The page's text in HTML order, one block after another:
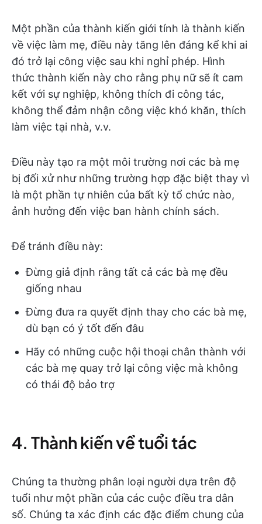
Một phần của thành kiến giới tính là thành kiến
về việc làm mẹ, điều này tăng lên đáng kể khi ai
đó trở lại công việc sau khi nghỉ phép. Hình
thức thành kiến này cho rằng phụ nữ sẽ ít cam
kết với sự nghiệp, không thích đi công tác,
không thể đảm nhận công việc khó khăn, thích
làm việc tại nhà, v.v.
Điều này tạo ra một môi trường nơi các bà mẹ
bị đối xử như những trường hợp đặc biệt thay vì
là một phần tự nhiên của bất kỳ tổ chức nào,
ảnh hưởng đến việc ban hành chính sách.
Để tránh điều này:
Đừng giả định rằng tất cả các bà mẹ đều
giống nhau
Đừng đưa ra quyết định thay cho các bà mẹ,
dù bạn có ý tốt đến đâu
Hãy có những cuộc hội thoại chân thành với
các bà mẹ quay trở lại công việc mà không
có thái độ bảo trợ
4. Thành kiến về tuổi tác
Chúng ta thường phân loại người dựa trên độ
tuổi như một phần của các cuộc điều tra dân
số. Chúng ta xác định các đặc điểm chung của